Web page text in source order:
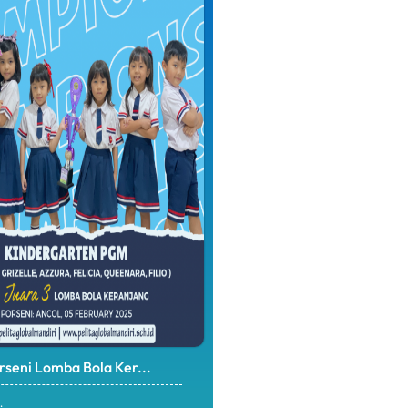
Lomba Bola Ker...